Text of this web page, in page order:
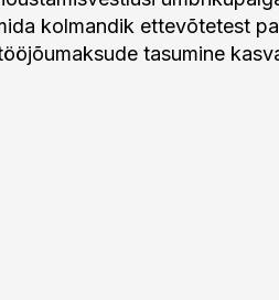
kolmandik ettevõtetest
tasumine